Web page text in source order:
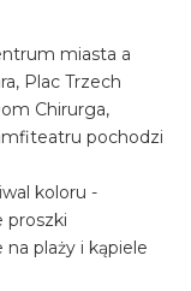
miasta a
Plac Trzech
Chirurga,
pochodzi
koloru -
proszki
plaży i kąpiele